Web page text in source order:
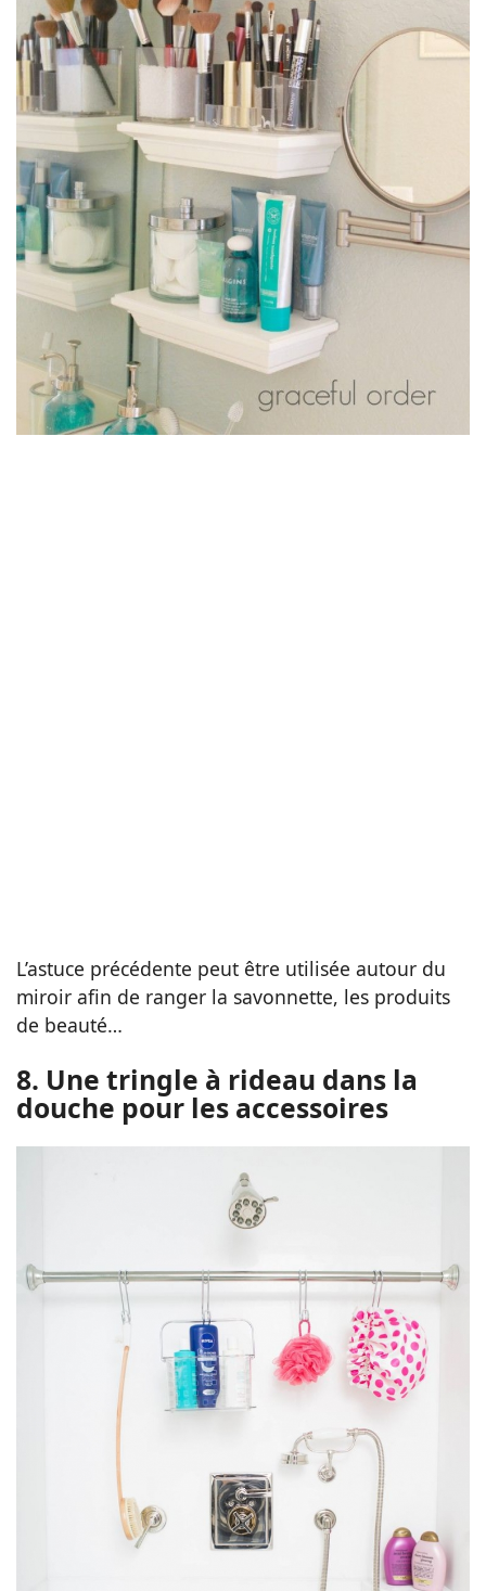
L’astuce précédente peut être utilisée autour du
miroir afin de ranger la savonnette, les produits
de beauté…
8. Une tringle à rideau dans la
douche pour les accessoires